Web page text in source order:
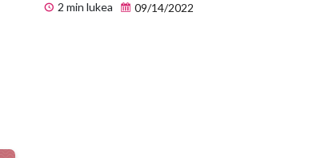
2 min lukea
09/14/2022